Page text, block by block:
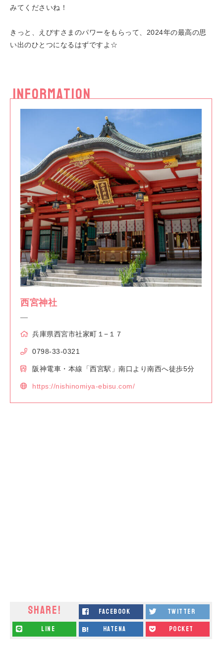
みてくださいね！
きっと、えびすさまのパワーをもらって、2024年の最高の思
い出のひとつになるはずですよ☆
INFORMATION
西宮神社
兵庫県西宮市社家町１−１７
0798-33-0321
阪神電車・本線「西宮駅」南口より南西へ徒歩5分
https://nishinomiya-ebisu.com/
SHARE! facebook twitter
line hatena pocket